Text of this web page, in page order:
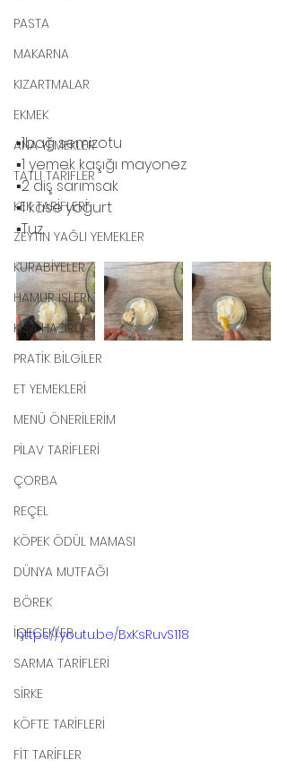
PASTA
MAKARNA
KIZARTMALAR
EKMEK
ANA YEMEKLER
TATLI TARİFLER
KEK TARİFLERİ
ZEYTİN YAĞLI YEMEKLER
KURABİYELER
HAMUR İŞLERİ
KIŞA HAZIRLIK
PRATİK BİLGİLER
ET YEMEKLERİ
MENÜ ÖNERİLERİM
PİLAV TARİFLERİ
ÇORBA
REÇEL
KÖPEK ÖDÜL MAMASI
DÜNYA MUTFAĞI
BÖREK
İÇECEKLER
SARMA TARİFLERİ
SİRKE
KÖFTE TARİFLERİ
FİT TARİFLER
▪️1bağ semizotu
▪️1 yemek kaşığı mayonez
▪️2 diş sarımsak
▪️1 kase yoğurt
▪️Tuz
https://youtu.be/BxKsRuvS118